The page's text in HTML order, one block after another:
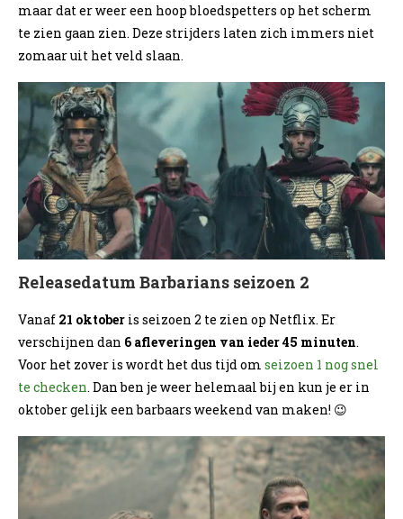
maar dat er weer een hoop bloedspetters op het scherm
te zien gaan zien. Deze strijders laten zich immers niet
zomaar uit het veld slaan.
Releasedatum Barbarians seizoen 2
Vanaf 21 oktober is seizoen 2 te zien op Netflix. Er
verschijnen dan 6 afleveringen van ieder 45 minuten.
Voor het zover is wordt het dus tijd om seizoen 1 nog snel
te checken. Dan ben je weer helemaal bij en kun je er in
oktober gelijk een barbaars weekend van maken! 😉